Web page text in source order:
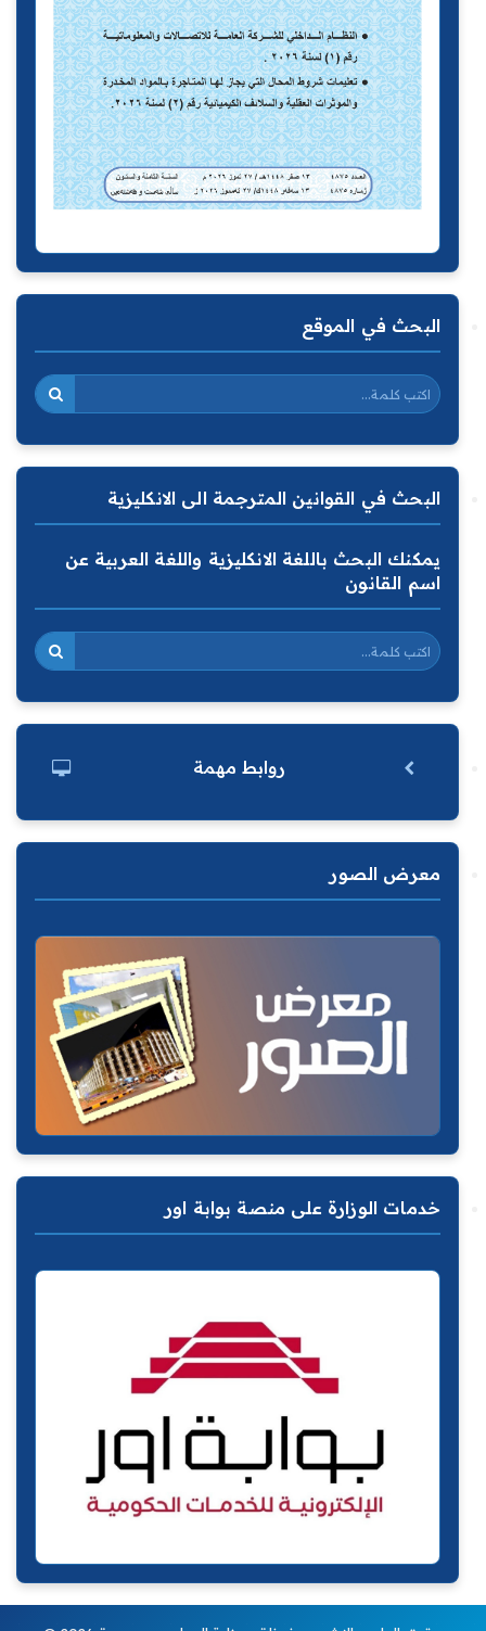
البحث في الموقع
البحث في القوانين المترجمة الى الانكليزية
يمكنك البحث باللغة الانكليزية واللغة العربية عن
اسم القانون
روابط مهمة
معرض الصور
خدمات الوزارة على منصة بوابة اور